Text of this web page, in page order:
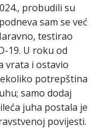
probudili su
sam se već
testirao
19. U roku od
vrata i ostavio
potrepština
samo dodaj
juha postala je
povijesti.